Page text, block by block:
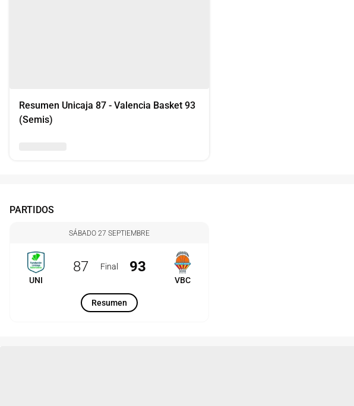
Resumen Unicaja 87 - Valencia Basket 93
(Semis)
PARTIDOS
SÁBADO 27 SEPTIEMBRE
UNI
87 Final 93
VBC
Resumen